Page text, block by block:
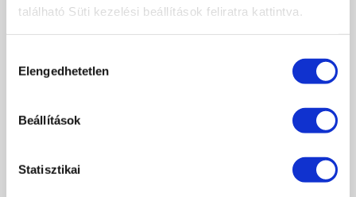
található Süti kezelési beállítások feliratra kattintva.
kiválasztása
Elengedhetetlen
Beállítások
Statisztikai
2 arany, 2 ezüst, 2 bronz: Most már nem csak a magyarok nyilait, de
körmeit is féli a...
RÉSZLETEK